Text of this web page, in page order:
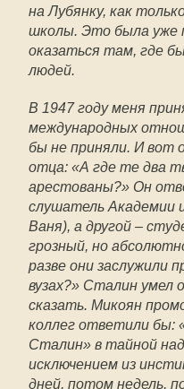
на Лубянку, как
школы. Это была уже
оказаться там, где
людей.
В 1947 году меня
международных
бы не приняли. И вот
отца: «А где те два
арестованы?» Он
слушатель Академии
Ваня), а другой –
грозный, но
разве они заслужили
вузах?» Сталин умел
сказать. Микоян
коллег ответили бы:
Сталин» в тайной
исключением из
дней, потом недель,